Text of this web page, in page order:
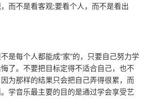
而不是看客观;要看个人，而不是看出
是每个人都能成“家”的，只要自己努力学
了。不要把目标定得不适合自己，也不
为那样的结果只会把自己弄得很累，而
学音乐最主要的目的是通过学会享受艺